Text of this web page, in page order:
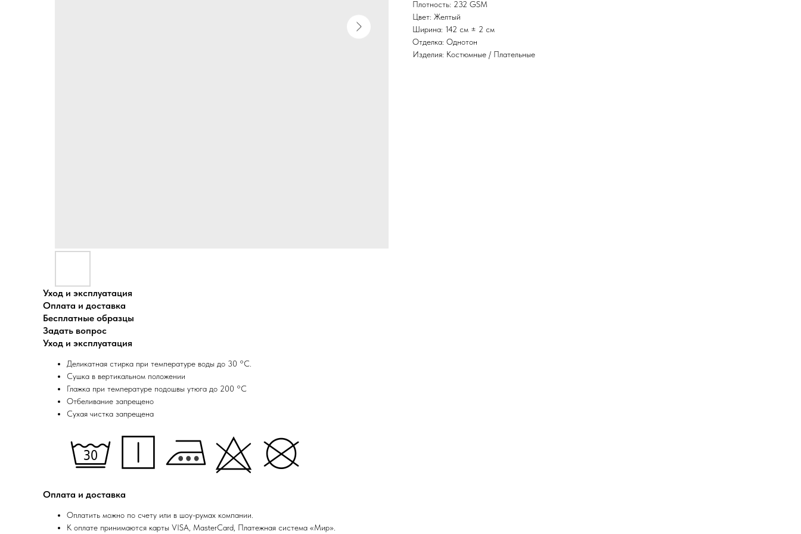
Плотность: 232 GSM
Цвет: Желтый
Ширина: 142 см ± 2 см
Отделка: Однотон
Изделия: Костюмные / Плательные
Уход и эксплуатация
Оплата и доставка
Бесплатные образцы
Задать вопрос
Уход и эксплуатация
Деликатная стирка при температуре воды до 30 °C.
Сушка в вертикальном положении
Глажка при температуре подошвы утюга до 200 °C
Отбеливание запрещено
Сухая чистка запрещена
Оплата и доставка
Оплатить можно по счету или в шоу-румах компании.
К оплате принимаются карты VISA, MasterCard, Платежная система «Мир».